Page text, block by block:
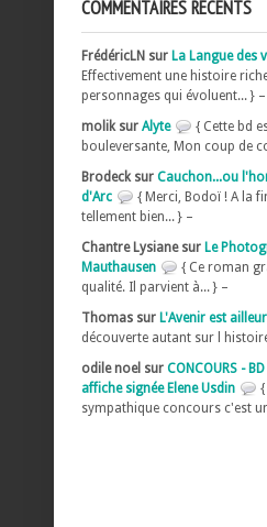
COMMENTAIRES RÉCENTS
FrédéricLN sur La Langue des
Effectivement une histoire
personnages qui évoluent... } –
molik sur Alyte
{ Cette bd
bouleversante, Mon coup de
Brodeck sur Cauchon...ou
d'Arc
{ Merci, Bodoï ! A la
tellement bien... } –
Chantre Lysiane sur Le
Mauthausen
{ Ce roman
qualité. Il parvient à... } –
Thomas sur L'Avenir est
découverte autant sur l
odile noel sur CONCOURS -
affiche signée Elene Usdin
sympathique concours c'est